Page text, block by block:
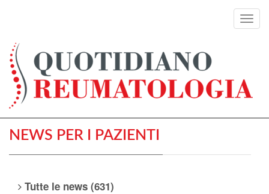
NEWS PER I PAZIENTI
Tutte le news (631)